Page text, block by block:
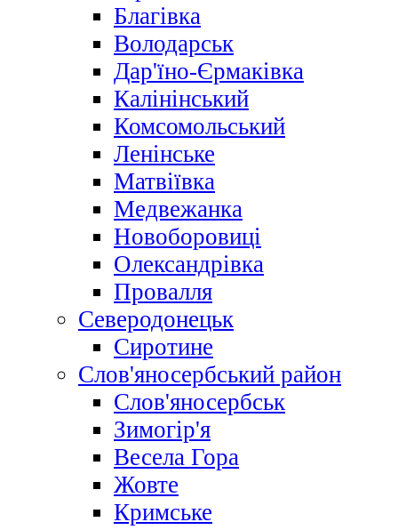
Благівка
Володарськ
Дар'їно-Єрмаківка
Калінінський
Комсомольський
Ленінське
Матвіївка
Медвежанка
Новоборовиці
Олександрівка
Провалля
Северодонецьк
Сиротине
Слов'яносербський район
Слов'яносербськ
Зимогір'я
Весела Гора
Жовте
Кримське